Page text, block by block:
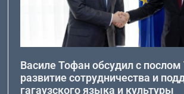
Василе Тофан обсудил с послом
развитие сотрудничества и
гагаузского языка и культуры